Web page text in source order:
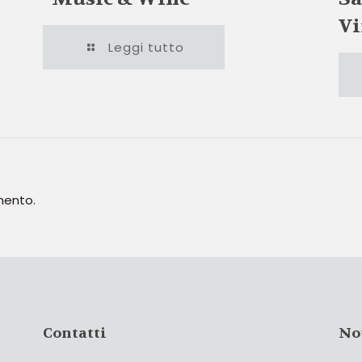
Leggi tutto
Contatti